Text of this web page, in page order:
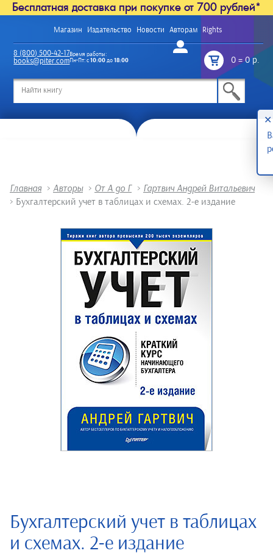
Бесплатная доставка при покупке от 700 рублей*
Магазин Издательство Новости Авторам Rights
Войти
0=0 р.
8 (800) 500-42-17
books@piter.com
Время работы:
Пн-Пт: с10:00до18:00
Главная > Авторы > От А до Г > Гартвич Андрей Витальевич
> Бухгалтерский учет в таблицах и схемах. 2-е издание
Бухгалтерский учет в таблицах
и схемах. 2-е издание
✕